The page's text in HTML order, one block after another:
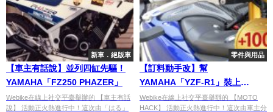
新車．絕版車
【車主有話說】並列四缸先驅！
YAMAHA「FZ250 PHAZER」
Webike在線上社交平臺舉辦的 【車主有話
說】 活動正火熱進行中！這次由「はる」
零件與用品
【訂料動手改】幫
YAMAHA「YZF-R1」裝上
MotoGP風格的護弓！
Webike在線上社交平臺舉辦的 【MOTO
HACK】 活動正火熱進行中！這次由車主分